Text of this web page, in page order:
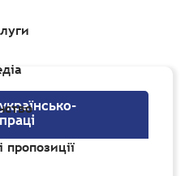
пропозиції
»Щодо активізації